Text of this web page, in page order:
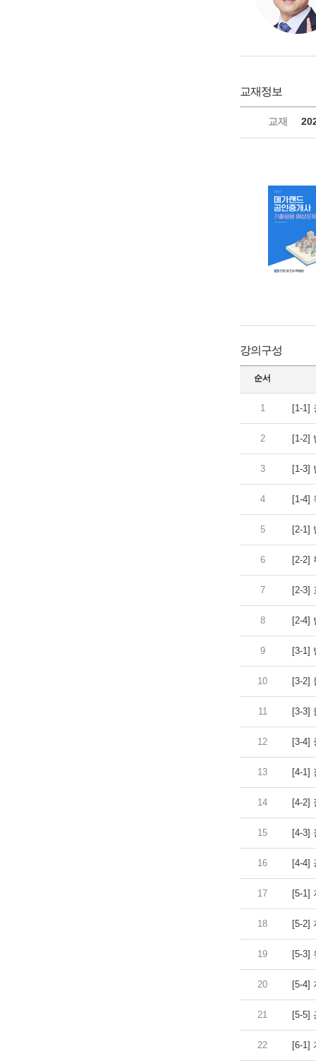
교재정보
교재
강의구성
순서
1 [1-1]
2 [1-2]
3 [1-3]
4 [1-4]
5 [2-1]
6 [2-2]
7 [2-3]
8 [2-4]
9 [3-1]
10 [3-2]
11 [3-3]
12 [3-4]
13 [4-1]
14 [4-2]
15 [4-3]
16 [4-4]
17 [5-1]
18 [5-2]
19 [5-3]
20 [5-4]
21 [5-5]
22 [6-1]